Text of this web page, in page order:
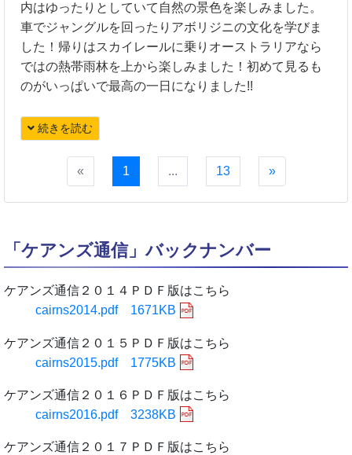
内はゆったりとしていて自然の景色を楽しみました。
車でジャングルを回ったりアボリジニの文化を学びま
した！帰りはスカイレールに乗りオーストラリアなら
ではの熱帯雨林を上から楽しみました！初めて見るも
のがいっぱいで最高の一日になりました!!
続きを読む
« 1 ... 13 »
「ケアンズ通信」バックナンバー
ケアンズ通信２０１４ＰＤＦ版はこちら
cairns2014.pdf 1671KB
ケアンズ通信２０１５ＰＤＦ版はこちら
cairns2015.pdf 1775KB
ケアンズ通信２０１６ＰＤＦ版はこちら
cairns2016.pdf 3238KB
ケアンズ通信２０１７ＰＤＦ版はこちら